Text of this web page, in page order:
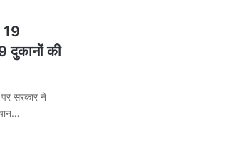
19
दुकानों की
सरकार ने